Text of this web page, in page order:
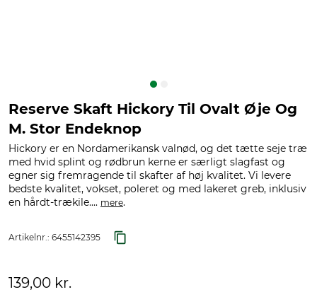
Reserve Skaft Hickory Til Ovalt Øje Og
M. Stor Endeknop
Hickory er en Nordamerikansk valnød, og det tætte seje træ
med hvid splint og rødbrun kerne er særligt slagfast og
egner sig fremragende til skafter af høj kvalitet. Vi levere
bedste kvalitet, vokset, poleret og med lakeret greb, inklusiv
en hårdt-trækile.... mere.
Artikelnr.: 6455142395
139,00 kr.